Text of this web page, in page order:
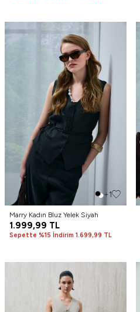
+1
Marry Kadın Bluz Yelek Siyah
1.999,99 TL
Sepette %15 İndirim 1.699,99 TL